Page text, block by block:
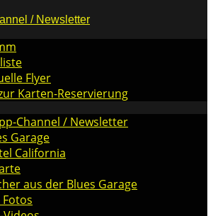
/ Newsletter
Flyer
Karten-Reservierung
Channel / Newsletter
Garage
California
aus der Blues Garage